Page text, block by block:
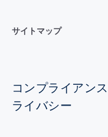
サイトマップ
コンプライアン
ライバシー